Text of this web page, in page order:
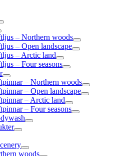
– Northern woods
– Open landscape
– Arctic land
– Four seasons
– Northern woods
– Open landscape
– Arctic land
– Four seasons
woods